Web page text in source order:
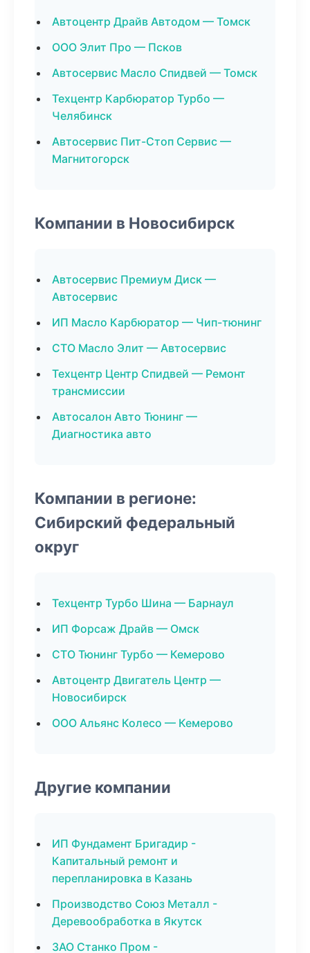
Автоцентр Драйв Автодом — Томск
ООО Элит Про — Псков
Автосервис Масло Спидвей — Томск
Техцентр Карбюратор Турбо —
Челябинск
Автосервис Пит-Стоп Сервис —
Магнитогорск
Компании в Новосибирск
Автосервис Премиум Диск —
Автосервис
ИП Масло Карбюратор — Чип-тюнинг
СТО Масло Элит — Автосервис
Техцентр Центр Спидвей — Ремонт
трансмиссии
Автосалон Авто Тюнинг —
Диагностика авто
Компании в регионе:
Сибирский федеральный
округ
Техцентр Турбо Шина — Барнаул
ИП Форсаж Драйв — Омск
СТО Тюнинг Турбо — Кемерово
Автоцентр Двигатель Центр —
Новосибирск
ООО Альянс Колесо — Кемерово
Другие компании
ИП Фундамент Бригадир -
Капитальный ремонт и
перепланировка в Казань
Производство Союз Металл -
Деревообработка в Якутск
ЗАО Станко Пром -